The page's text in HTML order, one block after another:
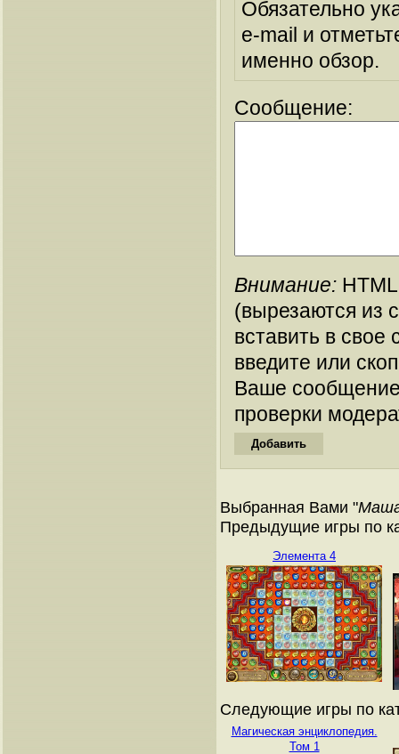
Обязательно
e-mail и
именно обзор.
Сообщение:
Внимание:
(вырезаются из
вставить в
введите или
Ваше
проверки
Выбранная Вами "
Предыдущие игры по
Элемента 4
Следующие игры по
Магическая энциклопедия.
Том 1